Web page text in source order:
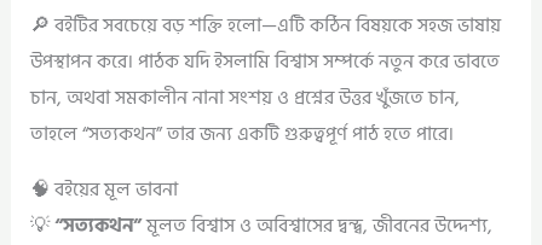
🔎 বইটির সবচেয়ে বড় শক্তি হলো—এটি কঠিন বিষয়কে সহজ ভাষায়
উপস্থাপন করে। পাঠক যদি ইসলামি বিশ্বাস সম্পর্কে নতুন করে ভাবতে
চান, অথবা সমকালীন নানা সংশয় ও প্রশ্নের উত্তর খুঁজতে চান,
তাহলে “সত্যকথন” তার জন্য একটি গুরুত্বপূর্ণ পাঠ হতে পারে।
🧠 বইয়ের মূল ভাবনা
💡“সত্যকথন”মূলত বিশ্বাস ও অবিশ্বাসের দ্বন্দ্ব, জীবনের উদ্দেশ্য,